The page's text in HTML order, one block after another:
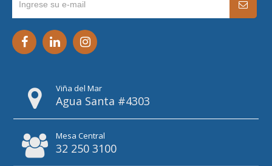
Viña del Mar
Agua Santa #4303
Mesa Central
32 250 3100